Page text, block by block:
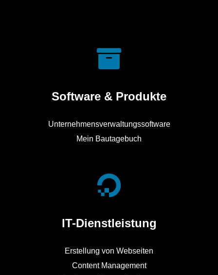
Software & Produkte
Unternehmensverwaltungssoftware
Mein Bautagebuch
IT-Dienstleistung
Erstellung von Webseiten
Content Management